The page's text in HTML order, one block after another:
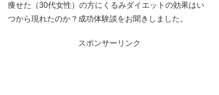
痩せた（30代女性）の方にくるみダイエットの効果はい
つから現れたのか？成功体験談をお聞きしました。
スポンサーリンク